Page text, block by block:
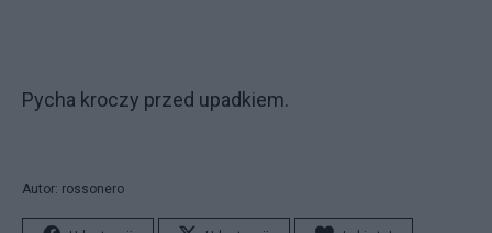
Pycha kroczy przed upadkiem.
Autor: rossonero